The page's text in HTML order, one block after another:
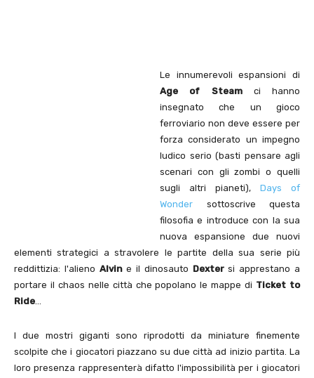
Le innumerevoli espansioni di
Age of Steamci hanno
insegnato che un gioco
ferroviario non deve essere per
forza considerato un impegno
ludico serio (basti pensare agli
scenari con gli zombi o quelli
sugli altri pianeti), Days of
Wonder sottoscrive questa
filosofia e introduce con la sua
nuova espansione due nuovi
elementi strategici a stravolere le partite della sua serie più
reddittizia: l'alieno Alvine il dinosauto Dextersi apprestano a
portare il chaos nelle città che popolano le mappe di Ticket to
Ride…
I due mostri giganti sono riprodotti da miniature finemente
scolpite che i giocatori piazzano su due città ad inizio partita. La
loro presenza rappresenterà difatto l'impossibilità per i giocatori